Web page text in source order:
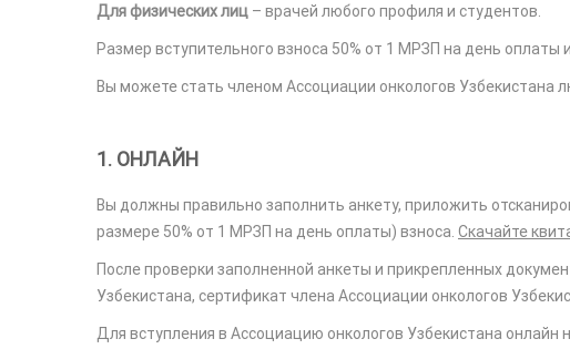
Для физических лиц – врачей любого профиля и студентов.
Размер вступительного взноса 50% от 1 МРЗП на день оплаты
Вы можете стать членом Ассоциации онкологов Узбекистана
1. ОНЛАЙН
Вы должны правильно заполнить анкету, приложить
размере 50% от 1 МРЗП на день оплаты) взноса. Скачайте
После проверки заполненной анкеты и прикрепленных
Узбекистана, сертификат члена Ассоциации онкологов
Для вступления в Ассоциацию онкологов Узбекистана онлайн